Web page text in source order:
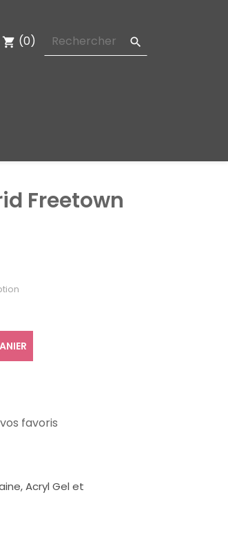
shopping_cart (0) 
Freetown
favoris
Acryl Gel et